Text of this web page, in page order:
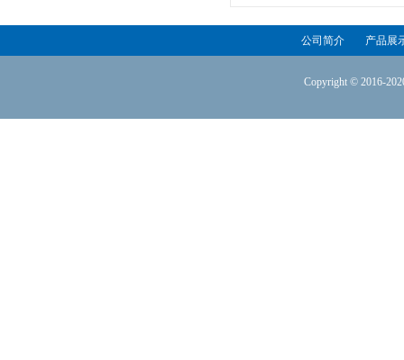
公司简介 产品展
Copyright © 2016-